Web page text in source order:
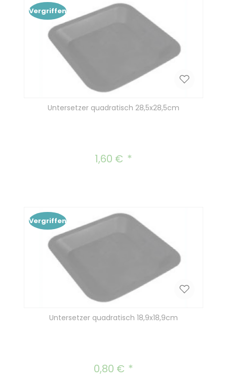
Vergriffen
Untersetzer quadratisch 28,5x28,5cm
Regulärer Preis:
1,60 €
Vergriffen
Untersetzer quadratisch 18,9x18,9cm
Regulärer Preis:
0,80 €